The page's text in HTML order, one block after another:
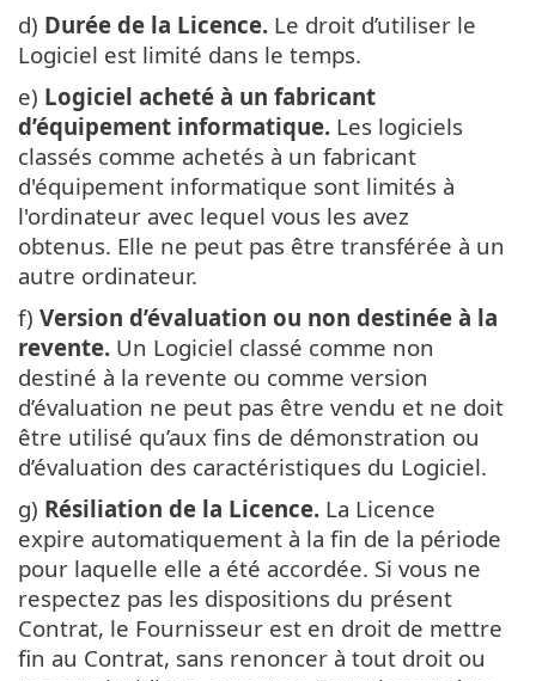
d) Durée de la Licence. Le droit d’utiliser le
Logiciel est limité dans le temps.
e) Logiciel acheté à un fabricant
d’équipement informatique. Les logiciels
classés comme achetés à un fabricant
d'équipement informatique sont limités à
l'ordinateur avec lequel vous les avez
obtenus. Elle ne peut pas être transférée à un
autre ordinateur.
f) Version d’évaluation ou non destinée à la
revente. Un Logiciel classé comme non
destiné à la revente ou comme version
d’évaluation ne peut pas être vendu et ne doit
être utilisé qu’aux fins de démonstration ou
d’évaluation des caractéristiques du Logiciel.
g) Résiliation de la Licence. La Licence
expire automatiquement à la fin de la période
pour laquelle elle a été accordée. Si vous ne
respectez pas les dispositions du présent
Contrat, le Fournisseur est en droit de mettre
fin au Contrat, sans renoncer à tout droit ou